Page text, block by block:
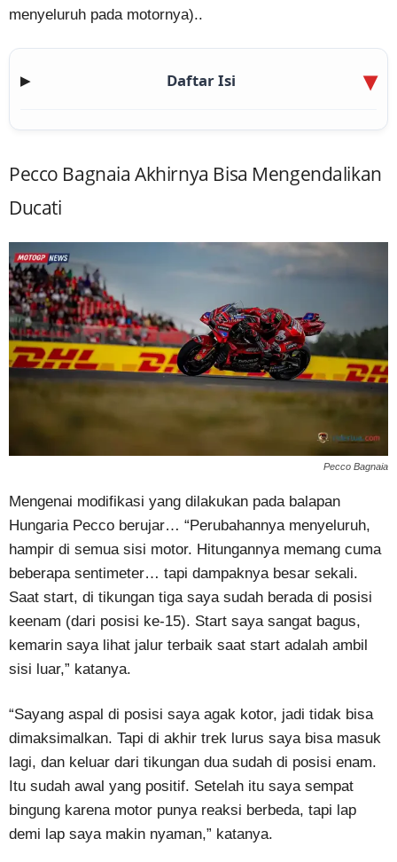
menyeluruh pada motornya)..
▶ Daftar Isi
Pecco Bagnaia Akhirnya Bisa Mengendalikan
Ducati
Pecco Bagnaia
Mengenai modifikasi yang dilakukan pada balapan
Hungaria Pecco berujar… “Perubahannya menyeluruh,
hampir di semua sisi motor. Hitungannya memang cuma
beberapa sentimeter… tapi dampaknya besar sekali.
Saat start, di tikungan tiga saya sudah berada di posisi
keenam (dari posisi ke-15). Start saya sangat bagus,
kemarin saya lihat jalur terbaik saat start adalah ambil
sisi luar,” katanya.
“Sayang aspal di posisi saya agak kotor, jadi tidak bisa
dimaksimalkan. Tapi di akhir trek lurus saya bisa masuk
lagi, dan keluar dari tikungan dua sudah di posisi enam.
Itu sudah awal yang positif. Setelah itu saya sempat
bingung karena motor punya reaksi berbeda, tapi lap
demi lap saya makin nyaman,” katanya.